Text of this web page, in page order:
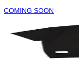
COMING SOON